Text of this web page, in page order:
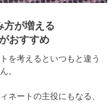
方が増える
おすすめ
を考えるといつもと違う
。
ネートの主役にもなる、